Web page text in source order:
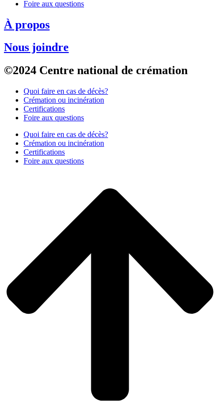
Foire aux questions
À propos
Nous joindre
©2024 Centre national de crémation
Quoi faire en cas de décès?
Crémation ou incinération
Certifications
Foire aux questions
Quoi faire en cas de décès?
Crémation ou incinération
Certifications
Foire aux questions